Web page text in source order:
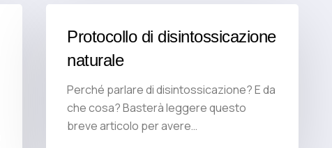
Protocollo di disintossicazione
naturale
Perché parlare di disintossicazione? E da
che cosa? Basterà leggere questo
breve articolo per avere…